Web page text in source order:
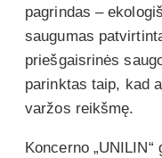
pagrindas –
saugumas
priešgaisrinės
parinktas taip, kad
varžos reikšmę.
Koncerno